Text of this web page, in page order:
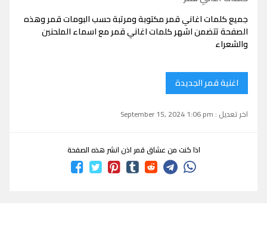
جميع كلمات اغاني قمر مكتوبة ومرتبة حسب البومات قمر وهذه
الصفحة تتضمن اشهر كلمات اغاني قمر مع اسماء الملحنين
والشعراء
اغنية قمر الجديدة
اخر تعديل : September 15, 2024 1:06 pm
اذا كنت من عشاق قمر اذن انشر هذه الصفحة